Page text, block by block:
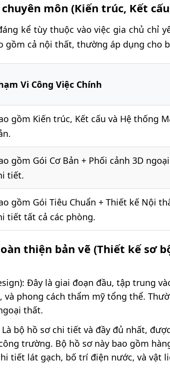
môn (Kiến trúc, Kết
kể tùy thuộc vào việc gia chủ chỉ
gồm cả nội thất, thường áp dụng cho
Vi Công Việc Chính
gồm Kiến trúc, Kết cấu và Hệ thống
gồm Gói Cơ Bản + Phối cảnh 3D
tiết.
gồm Gói Tiêu Chuẩn + Thiết kế Nội
tiết tất cả các phòng.
thiện bản vẽ (Thiết kế sơ
Đây là giai đoạn đầu, tập trung
và phong cách thẩm mỹ tổng thể.
thất.
bộ hồ sơ chi tiết và đầy đủ nhất,
trường. Bộ hồ sơ này bao gồm
tiết lát gạch, bố trí điện nước, và vật